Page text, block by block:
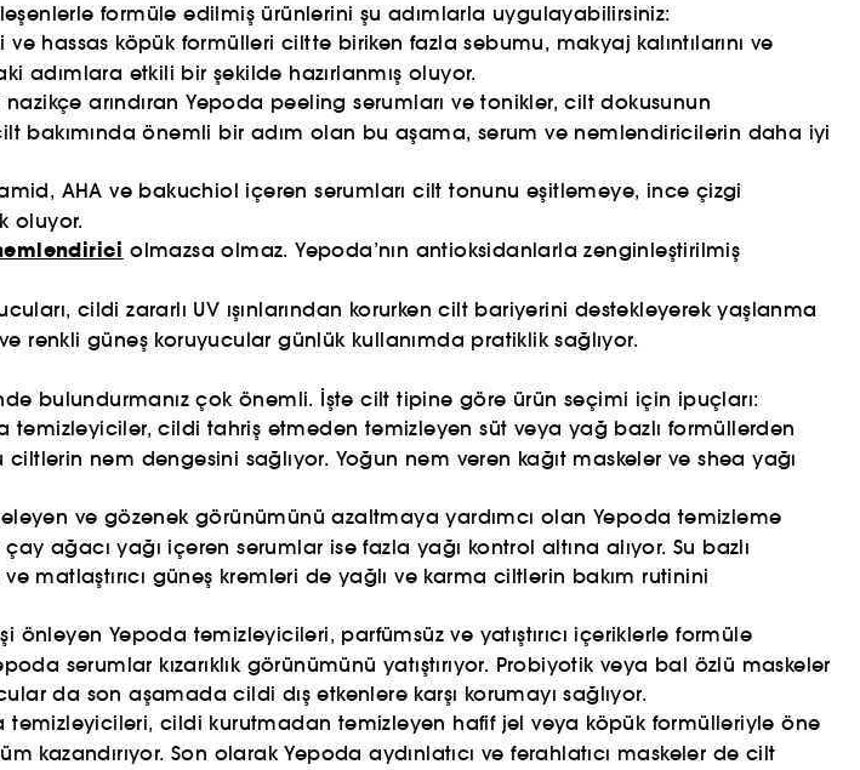
formüle edilmiş ürünlerini şu adımlarla uygulayabilirsiniz:
ve hassas köpük formülleri ciltte biriken fazla sebumu, makyaj kalıntılarını ve
adımlara etkili bir şekilde hazırlanmış oluyor.
arındıran Yepoda peeling serumları ve tonikler, cilt dokusunun
bakımında önemli bir adım olan bu aşama, serum ve nemlendiricilerin daha iyi
AHA ve bakuchiol içeren serumları cilt tonunu eşitlemeye, ince çizgi
oluyor.
olmazsa olmaz. Yepoda’nın antioksidanlarla zenginleştirilmiş
cildi zararlı UV ışınlarından korurken cilt bariyerini destekleyerek yaşlanma
renkli güneş koruyucular günlük kullanımda pratiklik sağlıyor.
bulundurmanız çok önemli. İşte cilt tipine göre ürün seçimi için ipuçları:
temizleyiciler, cildi tahriş etmeden temizleyen süt veya yağ bazlı formüllerden
nem dengesini sağlıyor. Yoğun nem veren kağıt maskeler ve shea yağı
ve gözenek görünümünü azaltmaya yardımcı olan Yepoda temizleme
ağacı yağı içeren serumlar ise fazla yağı kontrol altına alıyor. Su bazlı
matlaştırıcı güneş kremleri de yağlı ve karma ciltlerin bakım rutinini
önleyen Yepoda temizleyicileri, parfümsüz ve yatıştırıcı içeriklerle formüle
serumlar kızarıklık görünümünü yatıştırıyor. Probiyotik veya bal özlü maskeler
da son aşamada cildi dış etkenlere karşı korumayı sağlıyor.
temizleyicileri, cildi kurutmadan temizleyen hafif jel veya köpük formülleriyle öne
kazandırıyor. Son olarak Yepoda aydınlatıcı ve ferahlatıcı maskeler de cilt